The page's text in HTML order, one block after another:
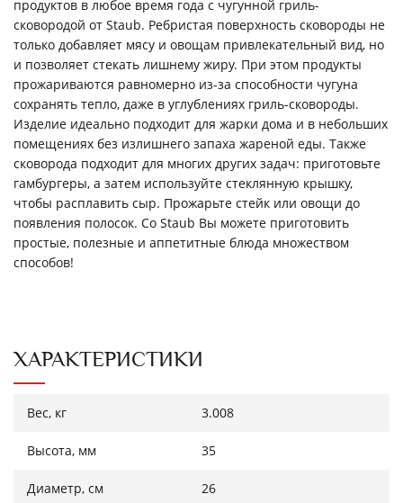
продуктов в любое время года с чугунной гриль-
сковородой от Staub. Ребристая поверхность сковороды не
только добавляет мясу и овощам привлекательный вид, но
и позволяет стекать лишнему жиру. При этом продукты
прожариваются равномерно из-за способности чугуна
сохранять тепло, даже в углублениях гриль-сковороды.
Изделие идеально подходит для жарки дома и в небольших
помещениях без излишнего запаха жареной еды. Также
сковорода подходит для многих других задач: приготовьте
гамбургеры, а затем используйте стеклянную крышку,
чтобы расплавить сыр. Прожарьте стейк или овощи до
появления полосок. Со Staub Вы можете приготовить
простые, полезные и аппетитные блюда множеством
способов!
ХАРАКТЕРИСТИКИ
Вес, кг 3.008
Высота, мм 35
Диаметр, см 26